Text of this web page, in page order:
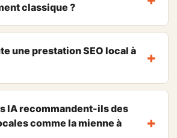
classique ?
une prestation SEO local à
IA recommandent-ils des
comme la mienne à